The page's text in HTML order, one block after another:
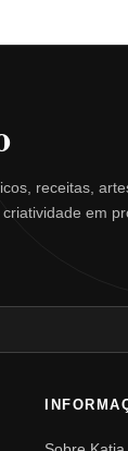
receitas,
em